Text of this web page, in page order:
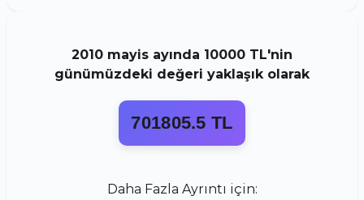
2010 mayis ayında 10000 TL'nin
günümüzdeki değeri yaklaşık olarak
701805.5 TL
Daha Fazla Ayrıntı için: